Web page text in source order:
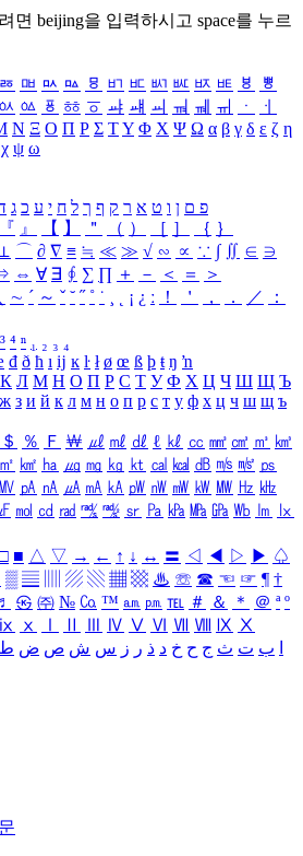
면 beijing을 입력하시고 space를 누르
ㅭ ㅮ ㅯ ㅰ ㅱ ㅲ ㅳ ㅴ ㅵ ㅶ ㅷ ㅸ
ㅹ
ㆂ ㆃ ㆄ ㆅ ㆆ ㆇ ㆈ ㆉ ㆊ ㆋ ㆌ ㆍ
ㆎ
Ν Ξ Ο Π Ρ Σ ΤΥ Φ Χ Ψ Ω α β γ δ ε ζ η
χ ψ ω
פ ם ן ו ט א ר ק ף ך ל ח י ע כ ג
『 』 【 】 ＂ （ ） ［ ］ ｛ ｝
⊥ ⌒ ∂ ∇ ≡ ≒ ≪ ≫ √ ∽ ∝ ∵ ∫ ∬ ∈ ∋
⇔ ∀ ∃ ∮ ∑ ∏ ＋ － ＜ ＝
＞
∼ ´ ～ ˇ ˘ ˝ ˚ ˙ ¸ ¡ ¿ ː ！ ＇ ， ． ／
：
³ ⁴ ⁿ ₁ ₂ ₃ ₄
đ ð ħ ı ĳ ĸ ŀ ł ø œ ß þ ŧ ŋ ŉ
К Л М Н О П Р С Т У Ф Х Ц Ч Ш Щ Ъ
ж з и й к л м н о п р с т у ф х ц ч ш щ ъ
＄ ％ Ｆ ￦ ㎕ ㎖ ㎗ ℓ ㎘ ㏄ ㎣ ㎤ ㎥ ㎦
㎡ ㎢ ㏊ ㎍ ㎎ ㎏ ㏏ ㎈ ㎉ ㏈ ㎧ ㎨ ㎰
㎹ ㎀ ㎁ ㎂ ㎃ ㎄ ㎺ ㎻ ㎽ ㎾ ㎿ ㎐ ㎑
㏖ ㏅ ㎭ ㎮ ㎯ ㏛ ㎩ ㎪ ㎫ ㎬ ㏝ ㏐
㏓
■ △ ▽ → ← ↑ ↓ ↔ 〓 ◁ ◀ ▷ ▶ ♤
▒ ▤ ▨ ▧ ▦ ▩ ♨ ☏ ☎ ☜ ☞ ¶ †
㉿ ㈜ № ㏇ ™ ㏂ ㏘ ℡ ＃ ＆ ＊ ＠ ª º
ⅸ ⅹ Ⅳ Ⅴ Ⅵ Ⅶ Ⅷ Ⅸ Ⅹ
ب ت ث ج ح خ د ذ ر ز س ش ص ض ط